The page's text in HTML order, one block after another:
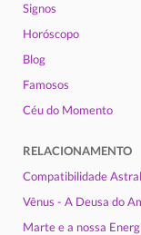
Signos
Horóscopo
Blog
Famosos
Céu do Momento
RELACIONAMENTO
Compatibilidade Astral
Vênus - A Deusa do
Marte e a nossa